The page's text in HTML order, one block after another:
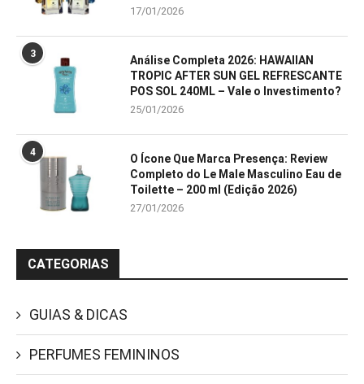
17/01/2026
3
Análise Completa 2026: HAWAIIAN
TROPIC AFTER SUN GEL REFRESCANTE
POS SOL 240ML – Vale o Investimento?
25/01/2026
4
O Ícone Que Marca Presença: Review
Completo do Le Male Masculino Eau de
Toilette – 200 ml (Edição 2026)
27/01/2026
CATEGORIAS
GUIAS & DICAS
PERFUMES FEMININOS